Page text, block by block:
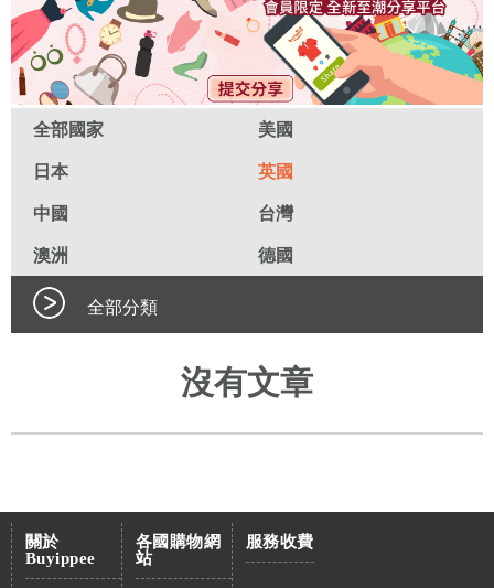
全部國家 美國
日本 英國
中國 台灣
澳洲 德國
全部分類
沒有文章
關於
Buyippee
各國購物網
站
服務收費